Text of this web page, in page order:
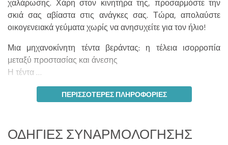
χαλάρωσης. Χάρη στον κινητήρα της, προσαρμόστε την
σκιά σας αβίαστα στις ανάγκες σας. Τώρα, απολαύστε
οικογενειακά γεύματα χωρίς να ανησυχείτε για τον ήλιο!
Μια μηχανοκίνητη τέντα βεράντας: η τέλεια ισορροπία
μεταξύ προστασίας και άνεσης
Η τέντα …
ΠΕΡΙΣΣΌΤΕΡΕΣ ΠΛΗΡΟΦΟΡΊΕΣ
ΟΔΗΓΊΕΣ ΣΥΝΑΡΜΟΛΌΓΗΣΗΣ